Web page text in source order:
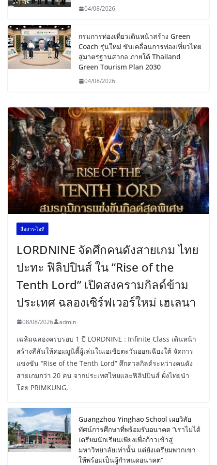
04/08/2026
กรมการท่องเที่ยวเดินหน้าสร้าง Green
Coach รุ่นใหม่ ขับเคลื่อนการท่องเที่ยวไทย
สู่มาตรฐานสากล ภายใต้ Thailand
Green Tourism Plan 2030
04/08/2026
สื่อสาร-ไอที
LORDNINE จัดศึกคนดังสายเกม ไทย
ปะทะ ฟิลิปปินส์ ใน “Rise of the
Tenth Lord” เปิดสงครามกิลด์ข้าม
ประเทศ ฉลองเซิร์ฟเวอร์ใหม่ เฮเลนา
08/08/2026 admin
เฉลิมฉลองครบรอบ 1 ปี LORDNINE : Infinite Class เดินหน้า
สร้างสีสันให้คอมมูนิตี้ผู้เล่นในเอเชียตะวันออกเฉียงใต้ จัดการ
แข่งขัน “Rise of the Tenth Lord” ศึกดวลกิลด์ระหว่างคนดัง
สายเกมกว่า 20 คน จากประเทศไทยและฟิลิปปินส์ ฝั่งไทยนำ
โดย PRIMKUNG,
Guangzhou Yinghao School เผยวิสัย
ทัศน์การศึกษาที่พร้อมรับอนาคต “เราไม่ได้
เตรียมนักเรียนเพียงเพื่อก้าวเข้าสู่
มหาวิทยาลัยเท่านั้น แต่ยังเตรียมพวกเขา
ให้พร้อมเป็นผู้กำหนดอนาคต”